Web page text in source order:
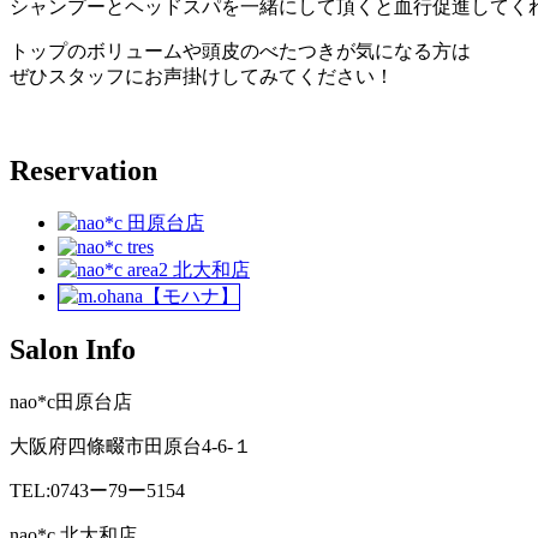
シャンプーとヘッドスパを一緒にして頂くと血行促進してく
トップのボリュームや頭皮のべたつきが気になる方は
ぜひスタッフにお声掛けしてみてください！
Reservation
Salon Info
nao*c田原台店
大阪府四條畷市田原台4-6-１
TEL:0743ー79ー5154